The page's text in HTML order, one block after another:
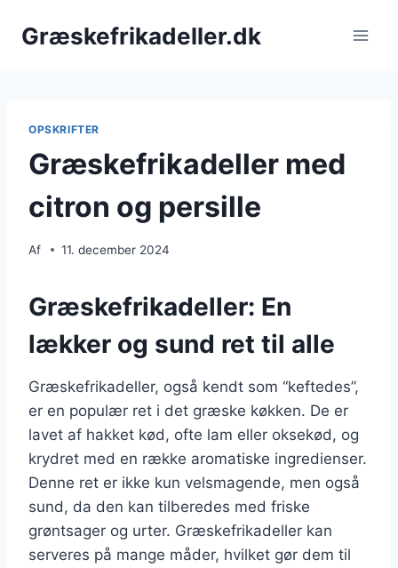
Græskefrikadeller.dk
OPSKRIFTER
Græskefrikadeller med
citron og persille
Af 11. december 2024
Græskefrikadeller: En
lækker og sund ret til alle
Græskefrikadeller, også kendt som “keftedes”,
er en populær ret i det græske køkken. De er
lavet af hakket kød, ofte lam eller oksekød, og
krydret med en række aromatiske ingredienser.
Denne ret er ikke kun velsmagende, men også
sund, da den kan tilberedes med friske
grøntsager og urter. Græskefrikadeller kan
serveres på mange måder, hvilket gør dem til